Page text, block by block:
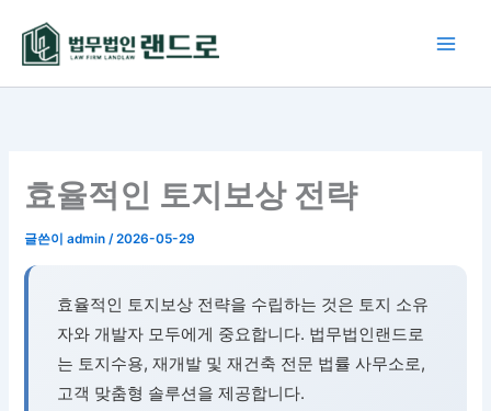
로
효율적인 토지보상 전략
글쓴이admin/2026-05-29
효율적인 토지보상 전략을 수립하는 것은 토지 소유
자와 개발자 모두에게 중요합니다. 법무법인랜드로
는 토지수용, 재개발 및 재건축 전문 법률 사무소로,
고객 맞춤형 솔루션을 제공합니다.